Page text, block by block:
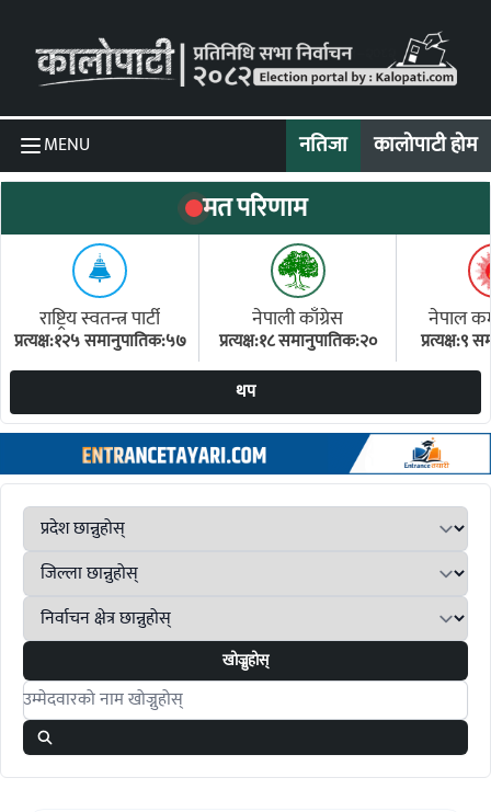
MENU नतिजा कालोपाटी होम
मत परिणाम
राष्ट्रिय स्वतन्त्र पार्टी
प्रत्यक्ष:१२५ समानुपातिक:५७
नेपाली काँग्रेस
प्रत्यक्ष:१८ समानुपातिक:२०
नेपाल
प्रत्यक्ष:९
थप
खोज्नुहोस्
Search candidates